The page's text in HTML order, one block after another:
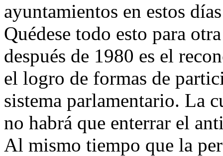
ayuntamientos en estos
Quédese todo esto para
después de 1980 es el
el logro de formas de
sistema parlamentario. La
no habrá que enterrar el
Al mismo tiempo que la